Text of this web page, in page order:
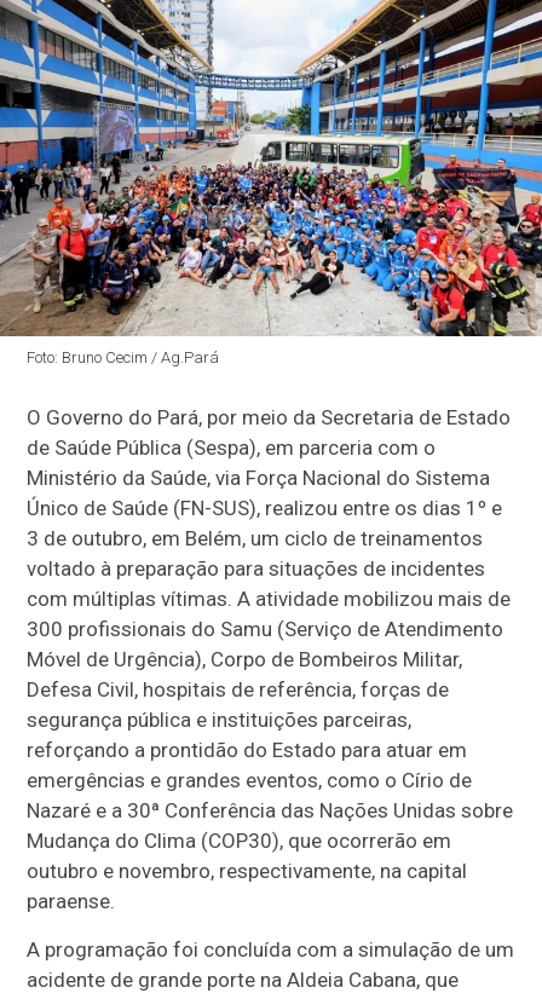
Foto: Bruno Cecim / Ag.Pará
O Governo do Pará, por meio da Secretaria de Estado
de Saúde Pública (Sespa), em parceria com o
Ministério da Saúde, via Força Nacional do Sistema
Único de Saúde (FN-SUS), realizou entre os dias 1º e
3 de outubro, em Belém, um ciclo de treinamentos
voltado à preparação para situações de incidentes
com múltiplas vítimas. A atividade mobilizou mais de
300 profissionais do Samu (Serviço de Atendimento
Móvel de Urgência), Corpo de Bombeiros Militar,
Defesa Civil, hospitais de referência, forças de
segurança pública e instituições parceiras,
reforçando a prontidão do Estado para atuar em
emergências e grandes eventos, como o Círio de
Nazaré e a 30ª Conferência das Nações Unidas sobre
Mudança do Clima (COP30), que ocorrerão em
outubro e novembro, respectivamente, na capital
paraense.
A programação foi concluída com a simulação de um
acidente de grande porte na Aldeia Cabana, que